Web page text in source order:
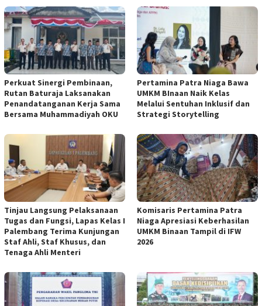
Perkuat Sinergi Pembinaan,
Rutan Baturaja Laksanakan
Penandatanganan Kerja Sama
Bersama Muhammadiyah OKU
Pertamina Patra Niaga Bawa
UMKM BInaan Naik Kelas
Melalui Sentuhan Inklusif dan
Strategi Storytelling
Tinjau Langsung Pelaksanaan
Tugas dan Fungsi, Lapas Kelas I
Palembang Terima Kunjungan
Staf Ahli, Staf Khusus, dan
Tenaga Ahli Menteri
Komisaris Pertamina Patra
Niaga Apresiasi Keberhasilan
UMKM Binaan Tampil di IFW
2026